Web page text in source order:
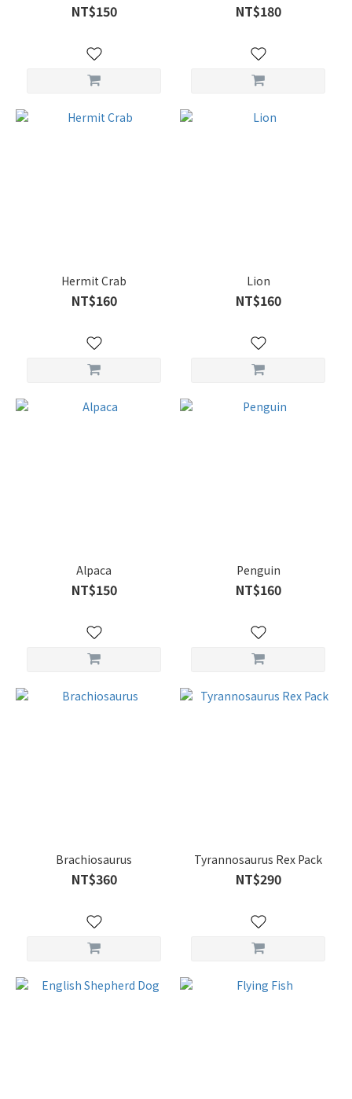
NT$150 NT$180
Hermit Crab
NT$160
Lion
NT$160
Alpaca
NT$150
Penguin
NT$160
Brachiosaurus
NT$360
Tyrannosaurus Rex Pack
NT$290